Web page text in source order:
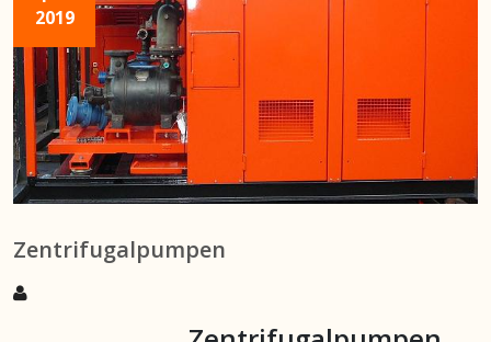
2019
Zentrifugalpumpen